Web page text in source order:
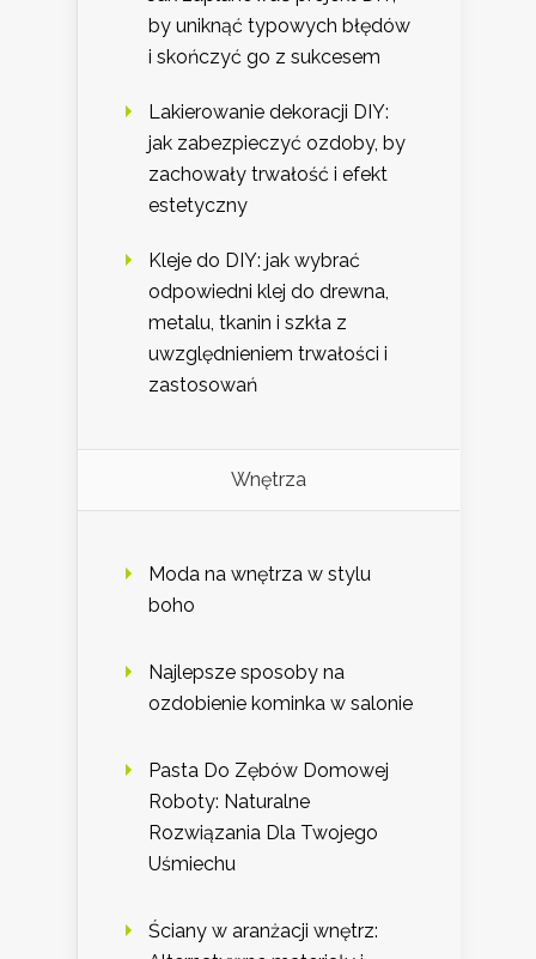
by uniknąć typowych błędów
i skończyć go z sukcesem
Lakierowanie dekoracji DIY:
jak zabezpieczyć ozdoby, by
zachowały trwałość i efekt
estetyczny
Kleje do DIY: jak wybrać
odpowiedni klej do drewna,
metalu, tkanin i szkła z
uwzględnieniem trwałości i
zastosowań
Wnętrza
Moda na wnętrza w stylu
boho
Najlepsze sposoby na
ozdobienie kominka w salonie
Pasta Do Zębów Domowej
Roboty: Naturalne
Rozwiązania Dla Twojego
Uśmiechu
Ściany w aranżacji wnętrz: